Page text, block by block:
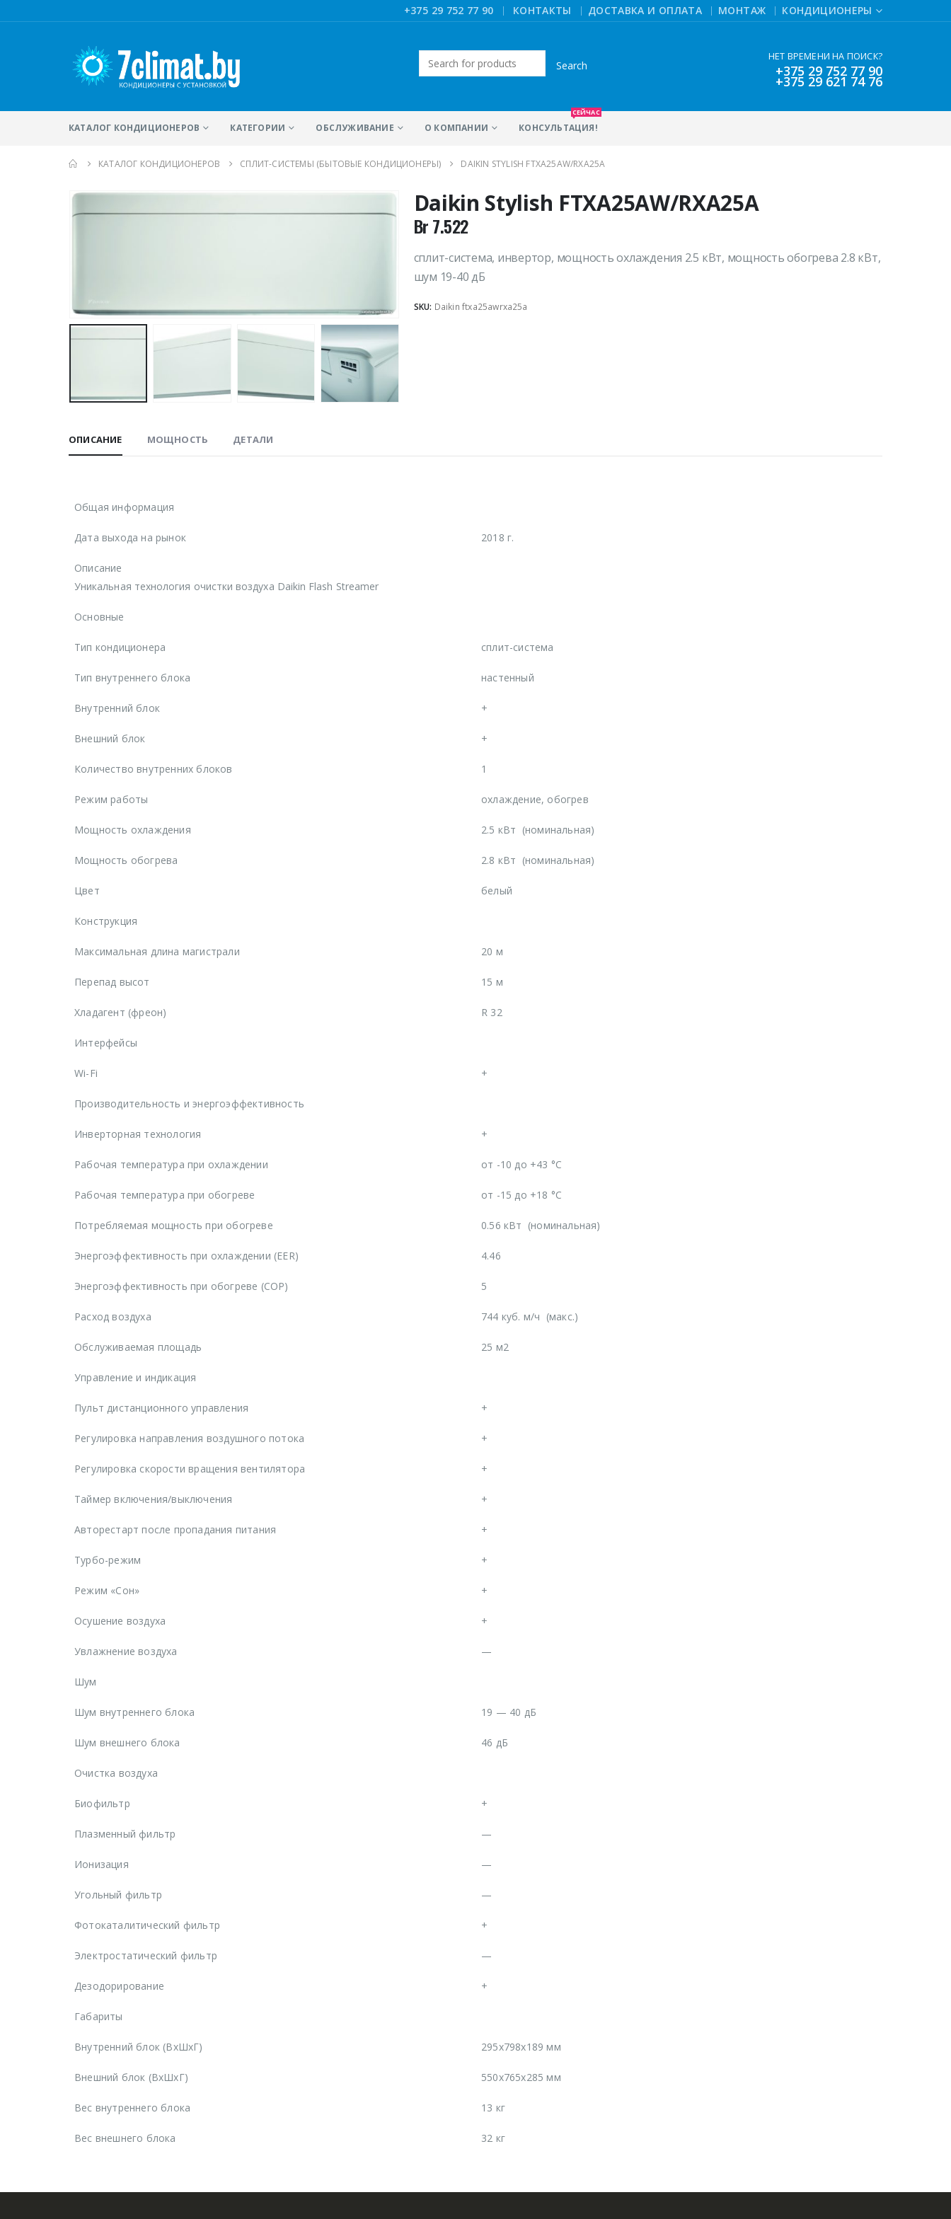
+375 29 752 77 90 | КОНТАКТЫ ДОСТАВКА И ОПЛАТА МОНТАЖ КОНДИЦИОНЕРЫ
Искать: НЕТ ВРЕМЕНИ НА ПОИСК?
+375 29 752 77 90
+375 29 621 74 76
КАТАЛОГ КОНДИЦИОНЕРОВ КАТЕГОРИИ ОБСЛУЖИВАНИЕ О КОМПАНИИ КОНСУЛЬТАЦИЯ!
СЕЙЧАС
КАТАЛОГ КОНДИЦИОНЕРОВ CПЛИТ-СИСТЕМЫ (БЫТОВЫЕ КОНДИЦИОНЕРЫ) DAIKIN STYLISH FTXA25AW/RXA25A
Daikin Stylish FTXA25AW/RXA25A
Br7.522
сплит-система, инвертор, мощность охлаждения 2.5 кВт, мощность обогрева 2.8 кВт,
шум 19-40 дБ
SKU: Daikin ftxa25awrxa25a
ОПИСАНИЕ МОЩНОСТЬ ДЕТАЛИ
Общая информация
Дата выхода на рынок 2018 г.
Описание
Уникальная технология очистки воздуха Daikin Flash Streamer
Основные
Тип кондиционера сплит-система
Тип внутреннего блока настенный
Внутренний блок +
Внешний блок +
Количество внутренних блоков 1
Режим работы охлаждение, обогрев
Мощность охлаждения 2.5 кВт (номинальная)
Мощность обогрева 2.8 кВт (номинальная)
Цвет белый
Конструкция
Максимальная длина магистрали 20 м
Перепад высот 15 м
Хладагент (фреон) R 32
Интерфейсы
Wi-Fi +
Производительность и энергоэффективность
Инверторная технология +
Рабочая температура при охлаждении от -10 до +43 °C
Рабочая температура при обогреве от -15 до +18 °C
Потребляемая мощность при обогреве 0.56 кВт (номинальная)
Энергоэффективность при охлаждении (EER) 4.46
Энергоэффективность при обогреве (COP) 5
Расход воздуха 744 куб. м/ч (макс.)
Обслуживаемая площадь 25 м2
Управление и индикация
Пульт дистанционного управления +
Регулировка направления воздушного потока +
Регулировка скорости вращения вентилятора +
Таймер включения/выключения +
Авторестарт после пропадания питания +
Турбо-режим +
Режим «Сон» +
Осушение воздуха +
Увлажнение воздуха —
Шум
Шум внутреннего блока 19 — 40 дБ
Шум внешнего блока 46 дБ
Очистка воздуха
Биофильтр +
Плазменный фильтр —
Ионизация —
Угольный фильтр —
Фотокаталитический фильтр +
Электростатический фильтр —
Дезодорирование +
Габариты
Внутренний блок (ВхШхГ) 295х798х189 мм
Внешний блок (ВхШхГ) 550х765х285 мм
Вес внутреннего блока 13 кг
Вес внешнего блока 32 кг